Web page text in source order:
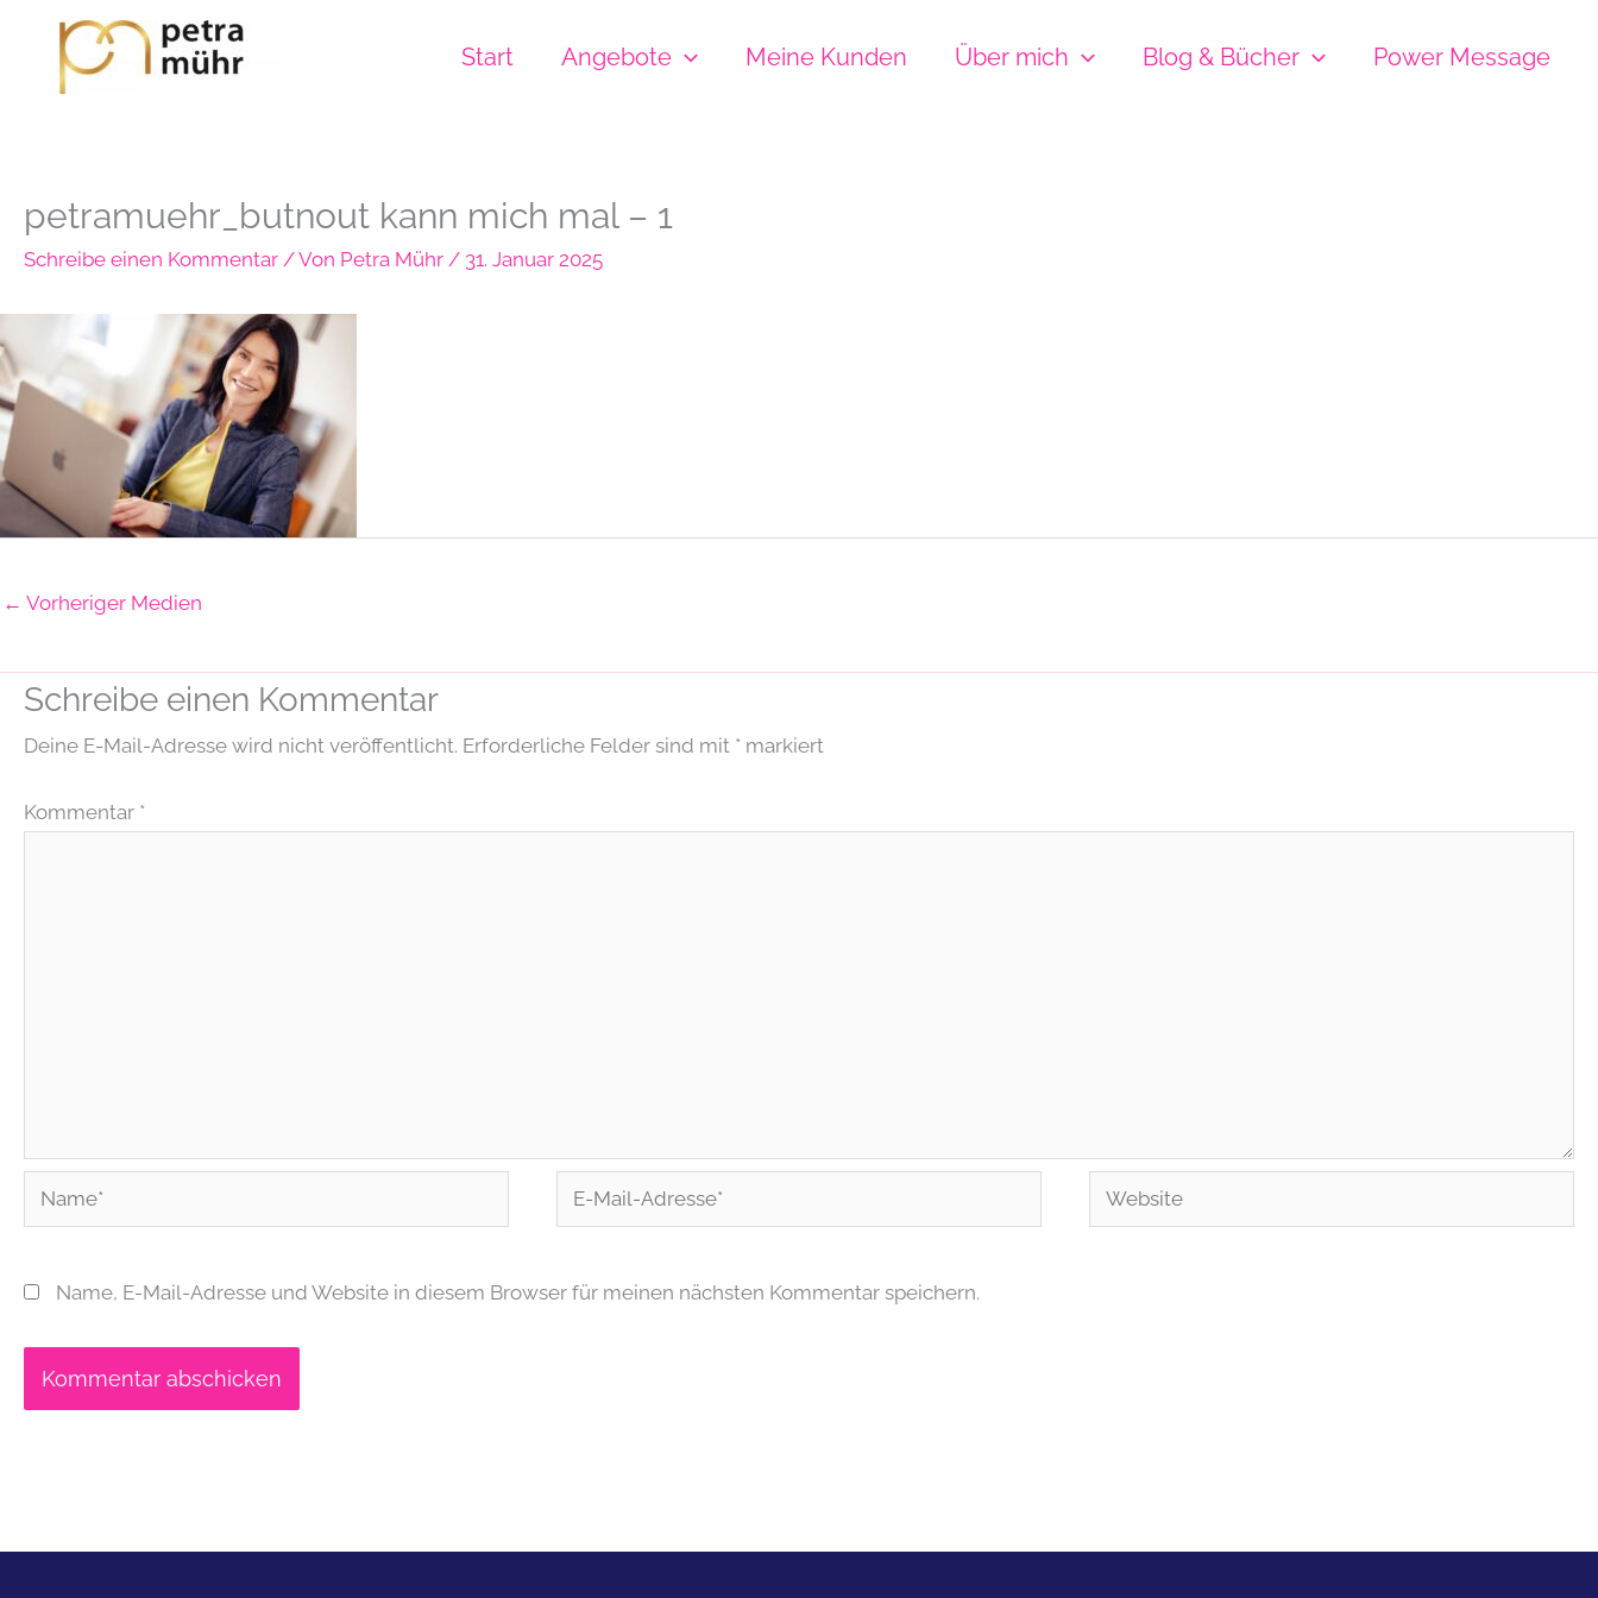
springen
Start Angebote Meine Kunden Über mich Blog & Bücher Power Message
petramuehr_butnout kann mich mal – 1
Schreibe einen Kommentar / Von Petra Mühr / 31. Januar 2025
← Vorheriger Medien
Schreibe einen Kommentar
Deine E-Mail-Adresse wird nicht veröffentlicht. Erforderliche Felder sind mit * markiert
Kommentar *
Name*
E-
Mail-
Website
Name, E-Mail-Adresse und Website in diesem Browser für meinen nächsten Kommentar speichern.